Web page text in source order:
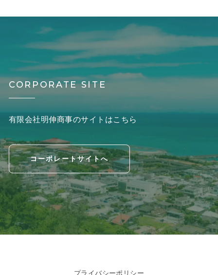
CORPORATE SITE
有限会社明伸商事のサイトはこちら
コーポレートサイトへ
プライバシーポリシー